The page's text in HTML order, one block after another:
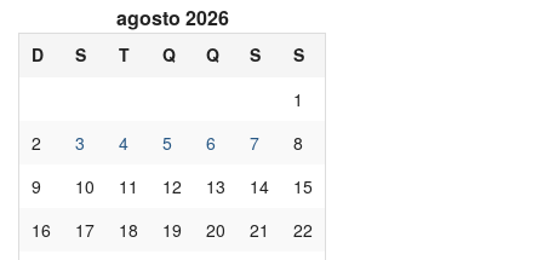
agosto 2026
D S T Q Q S
S
1
2
3 4 5 6 7
8
9
10 11 12 13 14
15
16
17 18 19 20 21 22